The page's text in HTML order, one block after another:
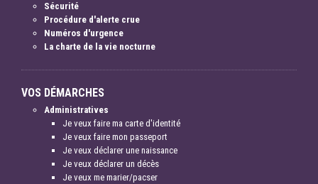
Sécurité
Procédure d'alerte crue
Numéros d'urgence
La charte de la vie nocturne
VOS DÉMARCHES
Administratives
Je veux faire ma carte d'identité
Je veux faire mon passeport
Je veux déclarer une naissance
Je veux déclarer un décès
Je veux me marier/pacser